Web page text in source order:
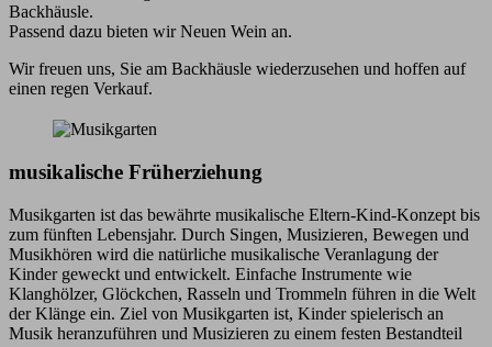
Backhäusle.
Passend dazu bieten wir Neuen Wein an.
Wir freuen uns, Sie am Backhäusle wiederzusehen und hoffen auf
einen regen Verkauf.
musikalische Früherziehung
Musikgarten ist das bewährte musikalische Eltern-Kind-Konzept bis
zum fünften Lebensjahr. Durch Singen, Musizieren, Bewegen und
Musikhören wird die natürliche musikalische Veranlagung der
Kinder geweckt und entwickelt. Einfache Instrumente wie
Klanghölzer, Glöckchen, Rasseln und Trommeln führen in die Welt
der Klänge ein. Ziel von Musikgarten ist, Kinder spielerisch an
Musik heranzuführen und Musizieren zu einem festen Bestandteil